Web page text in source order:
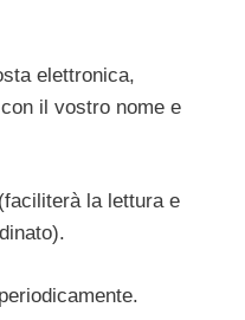
elettronica,
il vostro nome e
(faciliterà la lettura e
periodicamente.